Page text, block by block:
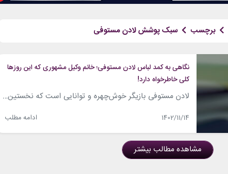
برچسب سبک پوشش لادن مستوفی
نگاهی به کمد لباس لادن مستوفی؛ خانم وکیل مشهوری که این روزها
کلی خاطرخواه دارد!
لادن مستوفی بازیگر خوش‌چهره و توانایی است که نخستین حضور خود در حوزه تصویر را با «روز واقعه» آغاز کرد. او آنچنان در سکانس‌های محدود فیلم مذکور درخشید که نگاه‌ها را به خود خیره کرد و وارد سینمای ایران شد. تاکنون لادن را در نقش زنان قدرتمند و بااعتمادبه‌نفس فراوانی دیده‌ایم. به بهانه حضور پررنگش...
1402/11/14 ادامه مطلب
مشاهده مطالب بیشتر